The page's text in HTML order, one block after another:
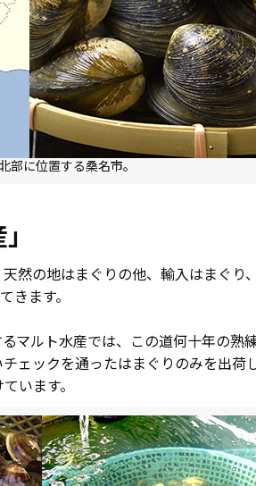
部に位置する桑名市。
然の地はまぐりの他、輸入はまぐり
きます。
マルト水産では、この道何十年の熟
ェックを通ったはまぐりのみを出荷
います。